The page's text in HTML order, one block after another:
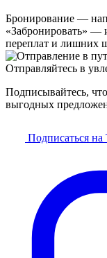
Бронирование —
«Забронировать» —
переплат и лишних
Отправляйтесь в
Подписывайтесь,
выгодных
Подписаться на